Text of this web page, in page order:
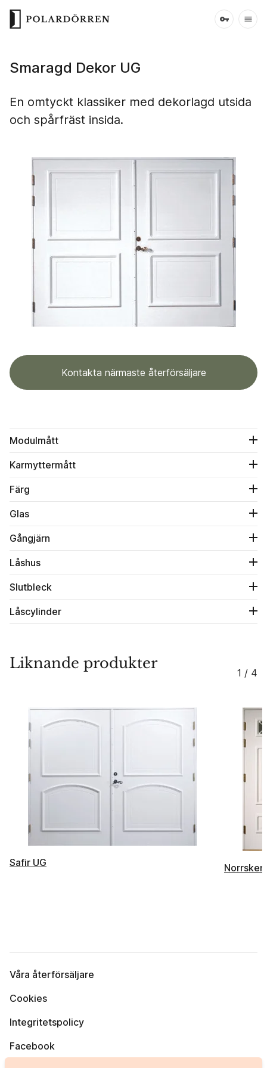
Smaragd Dekor UG
En omtyckt klassiker med dekorlagd utsida
och spårfräst insida.
Kontakta närmaste återförsäljare
Modulmått
Karmyttermått
Färg
Glas
Gångjärn
Låshus
Slutbleck
Låscylinder
Liknande produkter
1 / 4
Safir UG
Våra återförsäljare
Cookies
Integritetspolicy
Facebook